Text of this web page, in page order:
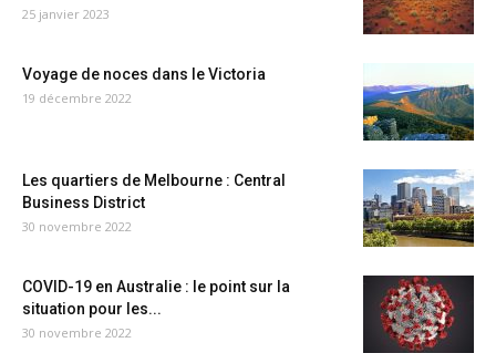
25 janvier 2023
Voyage de noces dans le Victoria
19 décembre 2022
Les quartiers de Melbourne : Central
Business District
30 novembre 2022
COVID-19 en Australie : le point sur la
situation pour les...
30 novembre 2022